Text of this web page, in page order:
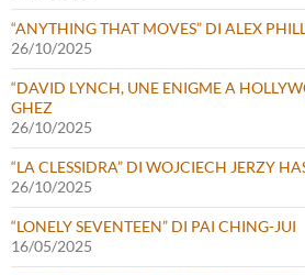
“ANYTHING THAT MOVES” DI ALEX
26/10/2025
“DAVID LYNCH, UNE ENIGME A
GHEZ
26/10/2025
“LA CLESSIDRA” DI WOJCIECH JERZY
26/10/2025
“LONELY SEVENTEEN” DI PAI CHING-JUI
16/05/2025